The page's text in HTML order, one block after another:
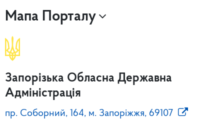
Мапа Порталу
Запорізька Обласна Державна
Адміністрація
пр. Соборний, 164, м. Запоріжжя, 69107